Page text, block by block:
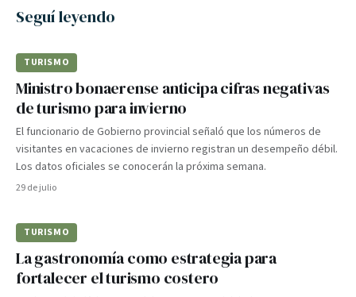
Seguí leyendo
TURISMO
Ministro bonaerense anticipa cifras negativas
de turismo para invierno
El funcionario de Gobierno provincial señaló que los números de
visitantes en vacaciones de invierno registran un desempeño débil.
Los datos oficiales se conocerán la próxima semana.
29 de julio
TURISMO
La gastronomía como estrategia para
fortalecer el turismo costero